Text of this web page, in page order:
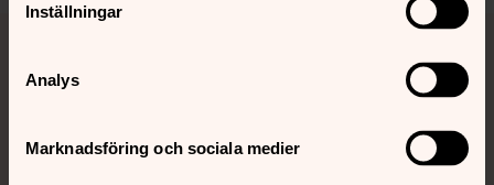
Inställningar
Analys
Marknadsföring och sociala medier
Tillbaka till toppen
Tillbaka till innehållet